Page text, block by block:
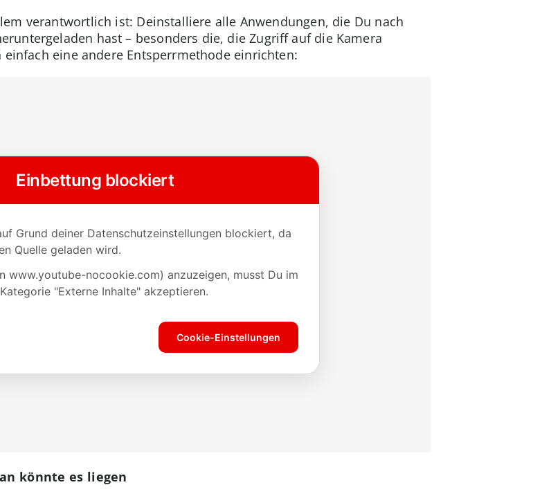
verantwortlich ist: Deinstalliere alle Anwendungen, die Du nach
hast – besonders die, die Zugriff auf die Kamera
eine andere Entsperrmethode einrichten:
könnte es liegen